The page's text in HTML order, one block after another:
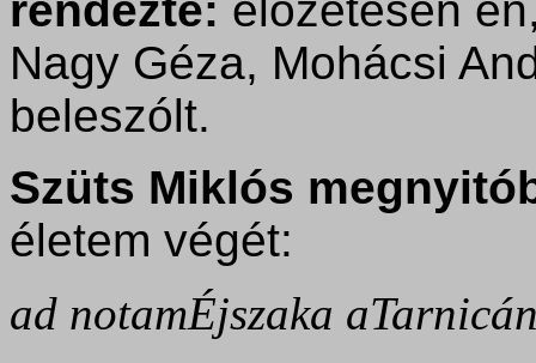
rendezte: előzetesen
Nagy Géza, Mohácsi
beleszólt.
Szüts Miklós
életem végét:
ad notamÉjszaka